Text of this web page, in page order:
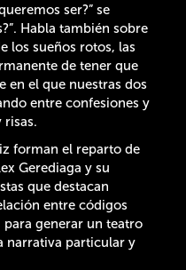
ser?” se
Habla también sobre
los sueños rotos, las
de tener que
en el que nuestras dos
entre confesiones y
risas.
forman el reparto de
Gerediaga y su
que destacan
entre códigos
generar un teatro
narrativa particular y